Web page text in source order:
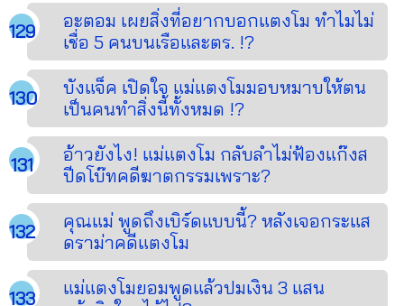
อะตอม เผยสิ่งที่อยากบอกแตงโม ทำไมไม่
เชื่อ 5 คนบนเรือและตร. !?
บังแจ็ค เปิดใจ แม่แตงโมมอบหมาบให้ตน
เป็นคนทำสิ่งนี้ทั้งหมด !?
อ้าวยังไง! แม่แตงโม กลับลำไม่ฟ้องแก๊งส
ปีดโบ๊ทคดีฆาตกรรมเพราะ?
คุณแม่ พูดถึงเบิร์ดแบบนี้? หลังเจอกระแส
ดราม่าคดีแตงโม
แม่แตงโมยอมพูดแล้วปมเงิน 3 แสน